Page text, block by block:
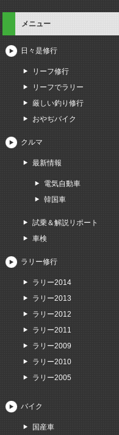
メニュー
日々是修行
リーフ修行
リーフでラリー
厳しい釣り修行
おやぢバイク
クルマ
最新情報
電気自動車
韓国車
試乗＆解説リポート
車検
ラリー修行
ラリー2014
ラリー2013
ラリー2012
ラリー2011
ラリー2009
ラリー2010
ラリー2005
バイク
国産車